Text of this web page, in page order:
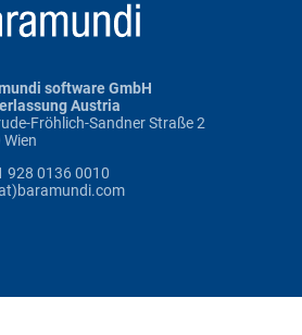
software GmbH
Austria
Fröhlich-Sandner Straße 2
Wien
928 0136 0010